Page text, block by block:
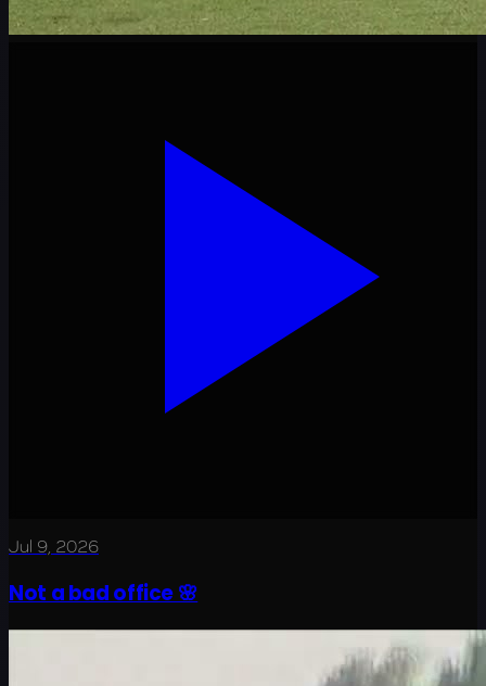
Jul 9, 2026
Not a bad office 🌸